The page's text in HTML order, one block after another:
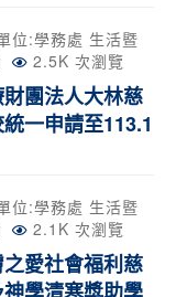
位:學務處 生活暨
2.5K 次瀏覽
財團法人大林慈
一申請至113.1
位:學務處 生活暨
2.1K 次瀏覽
之愛社會福利慈